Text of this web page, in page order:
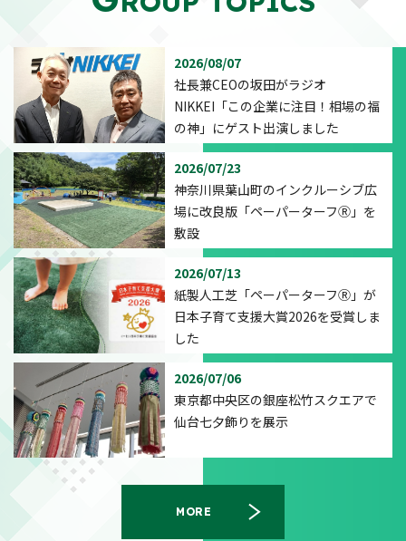
MORE
2026/08/07
社長兼CEOの坂田がラジオ
NIKKEI「この企業に注目！相場の福
の神」にゲスト出演しました
2026/07/23
神奈川県葉山町のインクルーシブ広
場に改良版「ペーパーターフⓇ」を
敷設
2026/07/13
紙製人工芝「ペーパーターフⓇ」が
日本子育て支援大賞2026を受賞しま
した
2026/07/06
東京都中央区の銀座松竹スクエアで
仙台七夕飾りを展示